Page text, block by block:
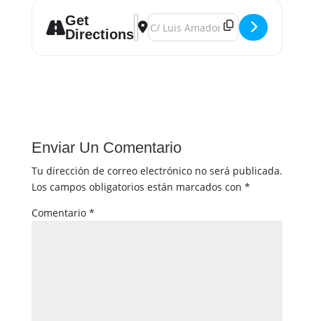
Get
Directions
Address - Curso de oratoria []
Destination Address - Curso de
Enviar Un Comentario
Tu dirección de correo electrónico no será publicada.
Los campos obligatorios están marcados con *
Comentario *